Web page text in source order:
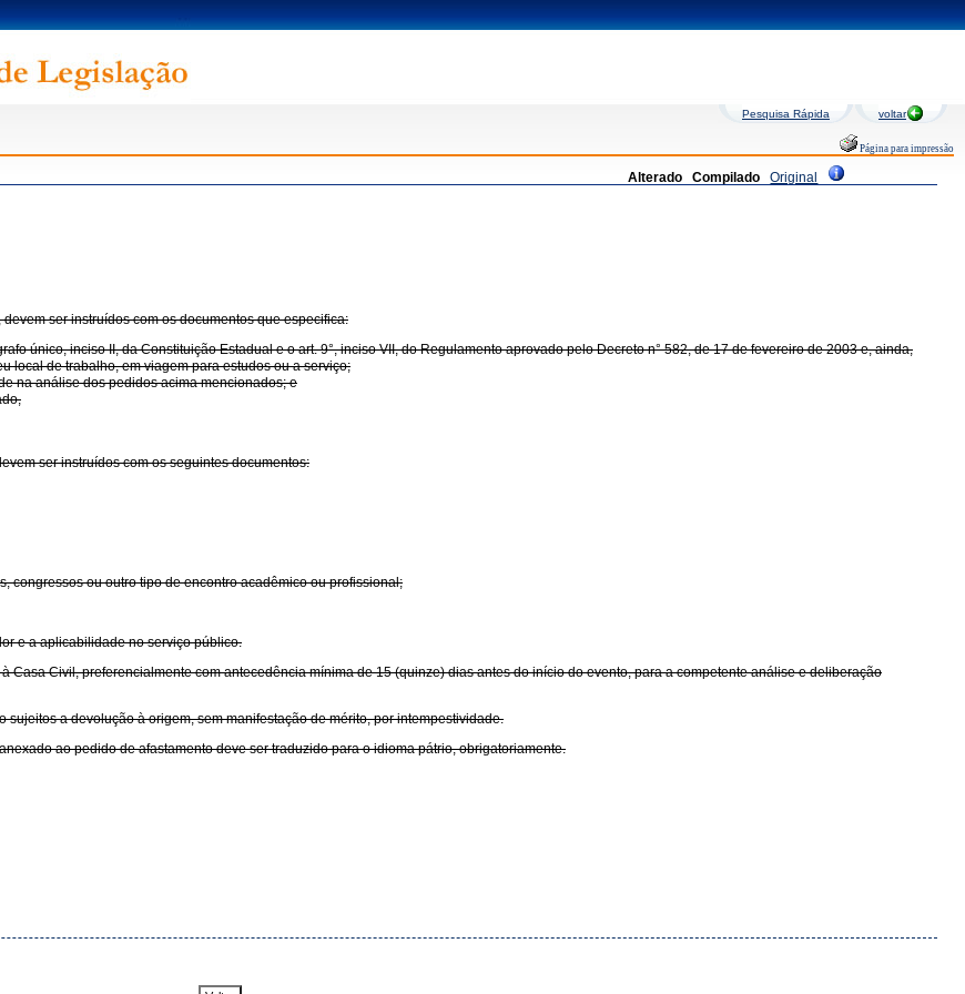
Pesquisa Rápida voltar
Página para impressão
Alterado Compilado Original
ser instruídos com os documentos que especifica:
único, inciso II, da Constituição Estadual e o art. 9°, inciso VII, do Regulamento aprovado pelo Decreto n° 582, de 17 de fevereiro de 2003 e, ainda,
local de trabalho, em viagem para estudos ou a serviço;
na análise dos pedidos acima mencionados; e
ser instruídos com os seguintes documentos:
congressos ou outro tipo de encontro acadêmico ou profissional;
e a aplicabilidade no serviço público.
Casa Civil, preferencialmente com antecedência mínima de 15 (quinze) dias antes do início do evento, para a competente análise e deliberação
a devolução à origem, sem manifestação de mérito, por intempestividade.
ao pedido de afastamento deve ser traduzido para o idioma pátrio, obrigatoriamente.